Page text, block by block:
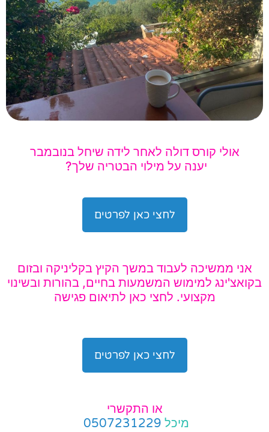
אולי קורס דולה לאחר לידה שיחל בנובמבר
יענה על מילוי הבטריה שלך?
לחצי כאן לפרטים
אני ממשיכה לעבוד במשך הקיץ בקליניקה ובזום
בקואצ'ינג למימוש המשמעות בחיים, בהורות ובשינוי
מקצועי. לחצי כאן לתיאום פגישה
לחצי כאן לפרטים
או התקשרי
מיכל 0507231229